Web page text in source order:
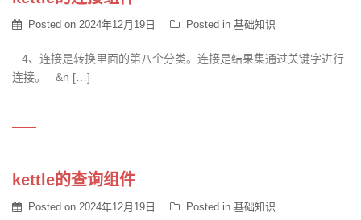
Posted on 2024年12月19日 Posted in 基础知识
4、连接是转换里面的第八个分类。连接是结果集通过关键字进行
连接。 &n […]
kettle的查询组件
Posted on 2024年12月19日 Posted in 基础知识